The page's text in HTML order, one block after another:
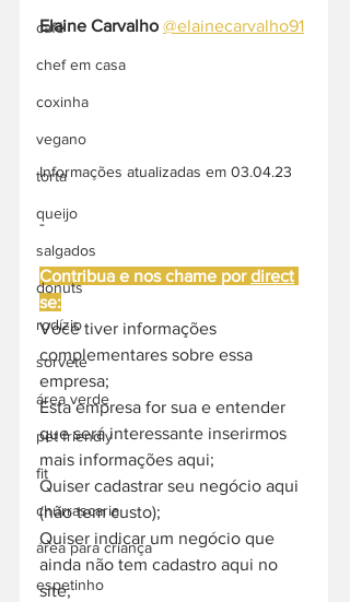
café
chef em casa
coxinha
vegano
torta
queijo
salgados
donuts
rodízio
sorvete
área verde
pet friendly
fit
churrascaria
área para criança
espetinho
Elaine Carvalho @elainecarvalho91
Informações atualizadas em 03.04.23
-
Contribua e nos chame por direct
se:
Você tiver informações
complementares sobre essa
empresa;
Esta empresa for sua e entender
que será interessante inserirmos
mais informações aqui;
Quiser cadastrar seu negócio aqui
(não tem custo);
Quiser indicar um negócio que
ainda não tem cadastro aqui no
site;